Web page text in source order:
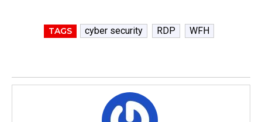
TAGS cyber security RDP WFH